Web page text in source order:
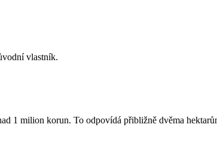
vlastník.
1 milion korun. To odpovídá přibližně dvěma